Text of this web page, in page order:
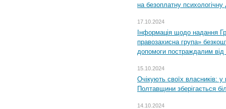
на безоплатну психологічну
17.10.2024
Інформація щодо надання
правозахисна група»
допомоги постраждалим від
15.10.2024
Очікують своїх власників: у
Полтавщини зберігається
14.10.2024